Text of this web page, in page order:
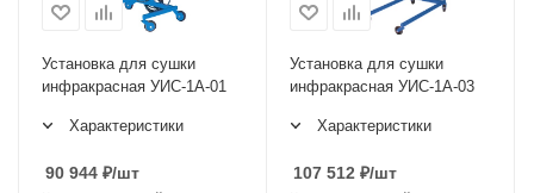
Установка для сушки
инфракрасная УИС-1А-01
Характеристики
90 944 ₽/шт
Установка для сушки
инфракрасная УИС-1А-03
Характеристики
107 512 ₽/шт